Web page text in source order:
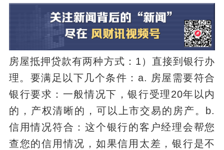
房屋抵押贷款有两种方式：1）直接到银行办
理。要满足以下几个条件：a. 房屋需要符合
银行要求：一般情况下，银行受理20年以内
的，产权清晰的，可以上市交易的房产。b.
信用情况符合：这个银行的客户经理会帮您
查您的信用情况，如果信用太差，银行是不